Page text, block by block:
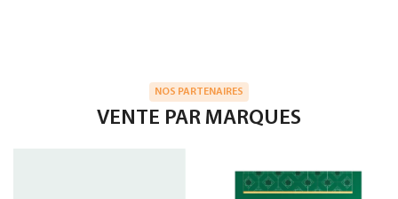
NOS PARTENAIRES
VENTE PAR MARQUES